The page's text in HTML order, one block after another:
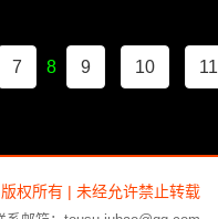
7 8 9 10 11
权所有 | 未经允许禁止转载